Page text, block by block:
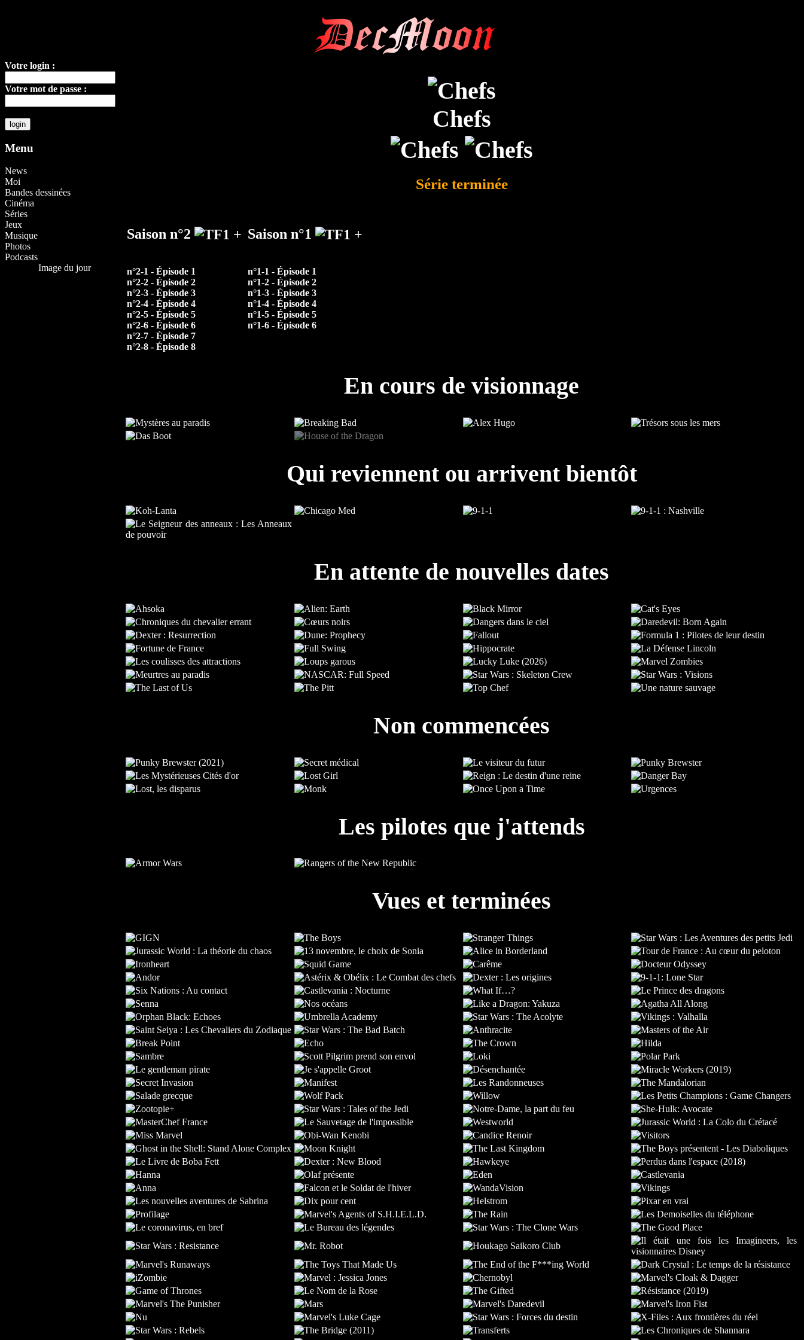
DecMoon
Votre login :
Votre mot de passe :
Menu
News
Moi
Bandes dessinées
Cinéma
Séries
Jeux
Musique
Photos
Podcasts
Image du jour
Chefs
Série terminée
Saison n°2
n°2-1 - Épisode 1
n°2-2 - Épisode 2
n°2-3 - Épisode 3
n°2-4 - Épisode 4
n°2-5 - Épisode 5
n°2-6 - Épisode 6
n°2-7 - Épisode 7
n°2-8 - Épisode 8
Saison n°1
n°1-1 - Épisode 1
n°1-2 - Épisode 2
n°1-3 - Épisode 3
n°1-4 - Épisode 4
n°1-5 - Épisode 5
n°1-6 - Épisode 6
En cours de visionnage
Qui reviennent ou arrivent bientôt
En attente de nouvelles dates
Non commencées
Les pilotes que j'attends
Vues et terminées